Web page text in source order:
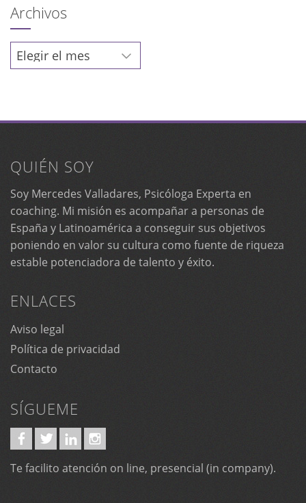
Archivos
Archivos
QUIÉN SOY
Soy Mercedes Valladares, Psicóloga Experta en
coaching. Mi misión es acompañar a personas de
España y Latinoamérica a conseguir sus objetivos
poniendo en valor su cultura como fuente de riqueza
estable potenciadora de talento y éxito.
ENLACES
Aviso legal
Política de privacidad
Contacto
SÍGUEME
Te facilito atención on line, presencial (in company).